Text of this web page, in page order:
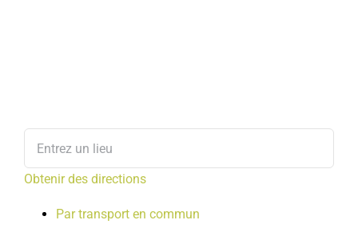
Obtenir des directions
Par transport en commun